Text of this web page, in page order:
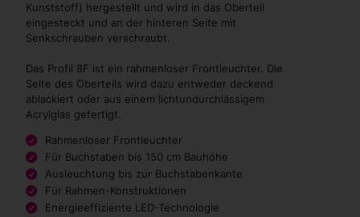
Kunststoff) hergestellt und wird in das Oberteil
eingesteckt und an der hinteren Seite mit
Senkschrauben verschraubt.
Das Profil 8F ist ein rahmenloser Frontleuchter. Die
Seite des Oberteils wird dazu entweder deckend
ablackiert oder aus einem lichtundurchlässigem
Acrylglas gefertigt.
Rahmenloser Frontleuchter
Für Buchstaben bis 150 cm Bauhöhe
Ausleuchtung bis zur Buchstabenkante
Für Rahmen-Konstruktionen
Energieeffiziente LED-Technologie